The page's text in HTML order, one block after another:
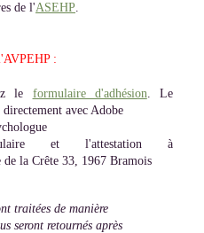
de l'ASEHP.
:
le formulaire d'adhésion. Le
avec Adobe
et l'attestation à
de la Crête 33, 1967 Bramois
traitées de manière
seront retournés après